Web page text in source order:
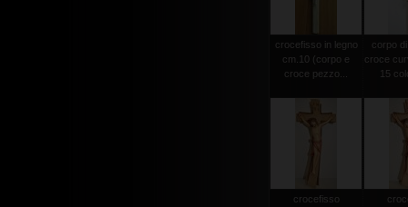
crocefisso in legno
cm.10 (corpo e
croce pezzo...
corpo
croce
15
crocefisso